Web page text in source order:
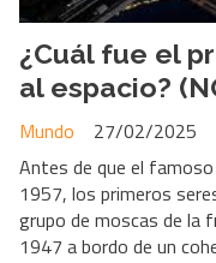
¿Cuál fue el
al espacio?
Mundo
27/02/2025
Antes de que el
1957, los primeros
grupo de moscas de la
1947 a bordo de un